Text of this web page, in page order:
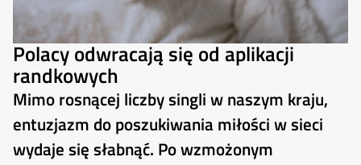
Polacy odwracają się od aplikacji
randkowych
Mimo rosnącej liczby singli w naszym kraju,
entuzjazm do poszukiwania miłości w sieci
wydaje się słabnąć. Po wzmożonym